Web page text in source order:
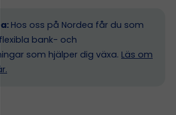
Hos oss på Nordea får du som
bank- och
som hjälper dig växa. Läs om